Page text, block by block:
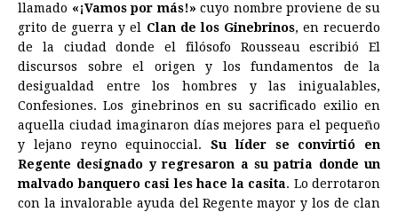
llamado «¡Vamos por más!» cuyo nombre proviene de su
grito de guerra y el Clan de los Ginebrinos, en recuerdo
de la ciudad donde el filósofo Rousseau escribió El
discursos sobre el origen y los fundamentos de la
desigualdad entre los hombres y las inigualables,
Confesiones. Los ginebrinos en su sacrificado exilio en
aquella ciudad imaginaron días mejores para el pequeño
y lejano reyno equinoccial. Su líder se convirtió en
Regente designado y regresaron a su patria donde un
malvado banquero casi les hace la casita. Lo derrotaron
con la invalorable ayuda del Regente mayor y los de clan